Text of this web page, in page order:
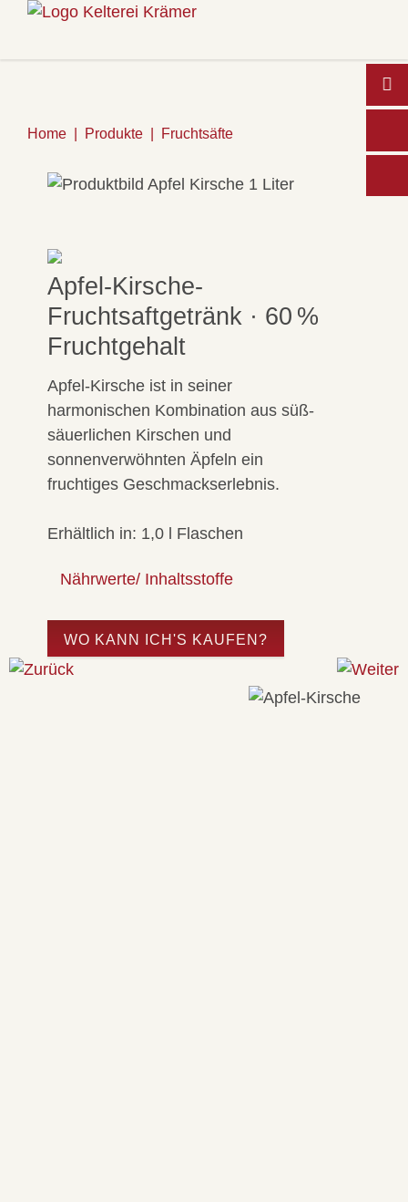
Home Produkte Fruchtsäfte
Apfel-Kirsche-
Fruchtsaftgetränk · 60 %
Fruchtgehalt
Apfel-Kirsche ist in seiner
harmonischen Kombination aus süß-
säuerlichen Kirschen und
sonnenverwöhnten Äpfeln ein
fruchtiges Geschmackserlebnis.
Erhältlich in: 1,0 l Flaschen
Nährwerte/ Inhaltsstoffe
WO KANN ICH'S KAUFEN?